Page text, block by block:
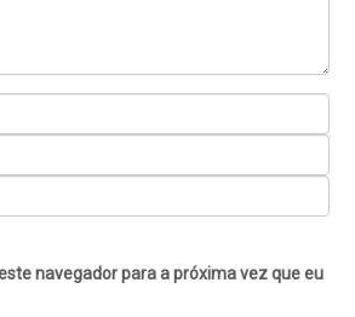
navegador para a próxima vez que eu